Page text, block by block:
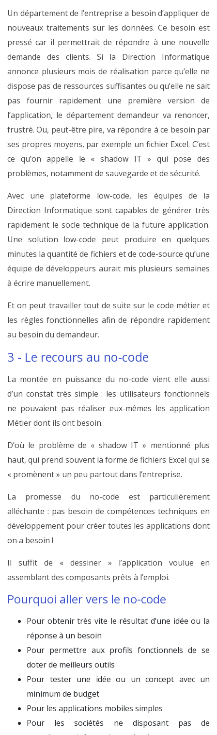
Un département de l’entreprise a besoin d’appliquer de
nouveaux traitements sur les données. Ce besoin est
pressé car il permettrait de répondre à une nouvelle
demande des clients. Si la Direction Informatique
annonce plusieurs mois de réalisation parce qu’elle ne
dispose pas de ressources suffisantes ou qu’elle ne sait
pas fournir rapidement une première version de
l’application, le département demandeur va renoncer,
frustré. Ou, peut-être pire, va répondre à ce besoin par
ses propres moyens, par exemple un fichier Excel. C’est
ce qu’on appelle le « shadow IT » qui pose des
problèmes, notamment de sauvegarde et de sécurité.
Avec une plateforme low-code, les équipes de la
Direction Informatique sont capables de générer très
rapidement le socle technique de la future application.
Une solution low-code peut produire en quelques
minutes la quantité de fichiers et de code-source qu’une
équipe de développeurs aurait mis plusieurs semaines
à écrire manuellement.
Et on peut travailler tout de suite sur le code métier et
les règles fonctionnelles afin de répondre rapidement
au besoin du demandeur.
3 - Le recours au no-code
La montée en puissance du no-code vient elle aussi
d’un constat très simple : les utilisateurs fonctionnels
ne pouvaient pas réaliser eux-mêmes les application
Métier dont ils ont besoin.
D’où le problème de « shadow IT » mentionné plus
haut, qui prend souvent la forme de fichiers Excel qui se
« promènent » un peu partout dans l’entreprise.
La promesse du no-code est particulièrement
alléchante : pas besoin de compétences techniques en
développement pour créer toutes les applications dont
on a besoin !
Il suffit de « dessiner » l’application voulue en
assemblant des composants prêts à l’emploi.
Pourquoi aller vers le no-code
Pour obtenir très vite le résultat d’une idée ou la
réponse à un besoin
Pour permettre aux profils fonctionnels de se
doter de meilleurs outils
Pour tester une idée ou un concept avec un
minimum de budget
Pour les applications mobiles simples
Pour les sociétés ne disposant pas de